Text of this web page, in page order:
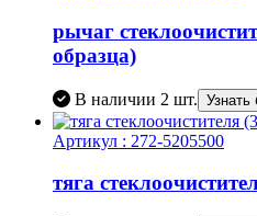
рычаг
образца)
В наличии 2 шт.
Артикул : 272-5205500
тяга